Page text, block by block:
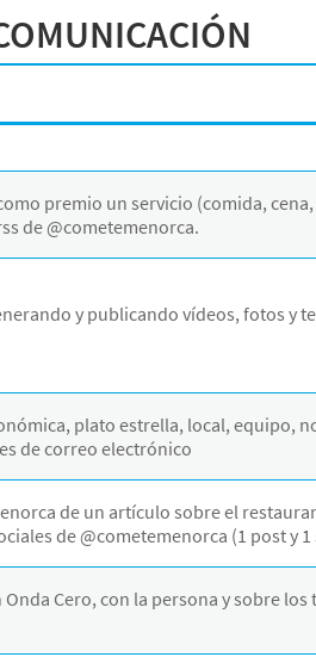
premio un servicio (comida,
de @cometemenorca.
y publicando vídeos, fotos y
plato estrella, local, equipo,
de correo electrónico
de un artículo sobre el
de @cometemenorca (1 post y
Cero, con la persona y sobre los